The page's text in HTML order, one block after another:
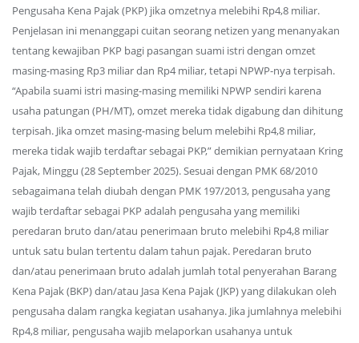
Pengusaha Kena Pajak (PKP) jika omzetnya melebihi Rp4,8 miliar.
Penjelasan ini menanggapi cuitan seorang netizen yang menanyakan
tentang kewajiban PKP bagi pasangan suami istri dengan omzet
masing-masing Rp3 miliar dan Rp4 miliar, tetapi NPWP-nya terpisah.
“Apabila suami istri masing-masing memiliki NPWP sendiri karena
usaha patungan (PH/MT), omzet mereka tidak digabung dan dihitung
terpisah. Jika omzet masing-masing belum melebihi Rp4,8 miliar,
mereka tidak wajib terdaftar sebagai PKP,” demikian pernyataan Kring
Pajak, Minggu (28 September 2025). Sesuai dengan PMK 68/2010
sebagaimana telah diubah dengan PMK 197/2013, pengusaha yang
wajib terdaftar sebagai PKP adalah pengusaha yang memiliki
peredaran bruto dan/atau penerimaan bruto melebihi Rp4,8 miliar
untuk satu bulan tertentu dalam tahun pajak. Peredaran bruto
dan/atau penerimaan bruto adalah jumlah total penyerahan Barang
Kena Pajak (BKP) dan/atau Jasa Kena Pajak (JKP) yang dilakukan oleh
pengusaha dalam rangka kegiatan usahanya. Jika jumlahnya melebihi
Rp4,8 miliar, pengusaha wajib melaporkan usahanya untuk